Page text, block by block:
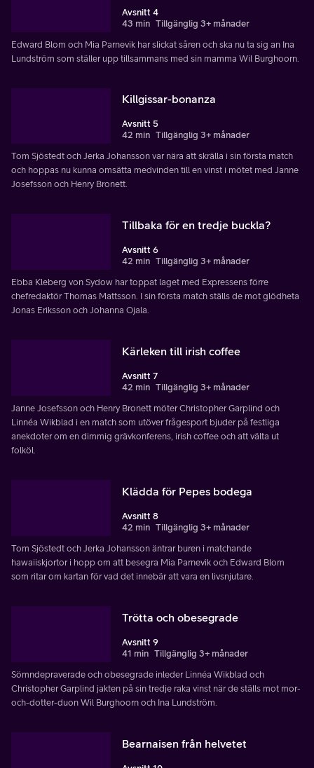
Avsnitt 4
43 min Tillgänglig 3+ månader
Edward Blom och Mia Parnevik har slickat såren och ska nu ta sig an Ina
Lundström som ställer upp tillsammans med sin mamma Wil Burghoorn.
Killgissar-bonanza
Avsnitt 5
42 min Tillgänglig 3+ månader
Tom Sjöstedt och Jerka Johansson var nära att skrälla i sin första match
och hoppas nu kunna omsätta medvinden till en vinst i mötet med Janne
Josefsson och Henry Bronett.
Tillbaka för en tredje buckla?
Avsnitt 6
42 min Tillgänglig 3+ månader
Ebba Kleberg von Sydow har toppat laget med Expressens förre
chefredaktör Thomas Mattsson. I sin första match ställs de mot glödheta
Jonas Eriksson och Johanna Ojala.
Kärleken till irish coffee
Avsnitt 7
42 min Tillgänglig 3+ månader
Janne Josefsson och Henry Bronett möter Christopher Garplind och
Linnéa Wikblad i en match som utöver frågesport bjuder på festliga
anekdoter om en dimmig grävkonferens, irish coffee och att välta ut
folköl.
Klädda för Pepes bodega
Avsnitt 8
42 min Tillgänglig 3+ månader
Tom Sjöstedt och Jerka Johansson äntrar buren i matchande
hawaiiskjortor i hopp om att besegra Mia Parnevik och Edward Blom
som ritar om kartan för vad det innebär att vara en livsnjutare.
Trötta och obesegrade
Avsnitt 9
41 min Tillgänglig 3+ månader
Sömndepraverade och obesegrade inleder Linnéa Wikblad och
Christopher Garplind jakten på sin tredje raka vinst när de ställs mot mor-
och-dotter-duon Wil Burghoorn och Ina Lundström.
Bearnaisen från helvetet